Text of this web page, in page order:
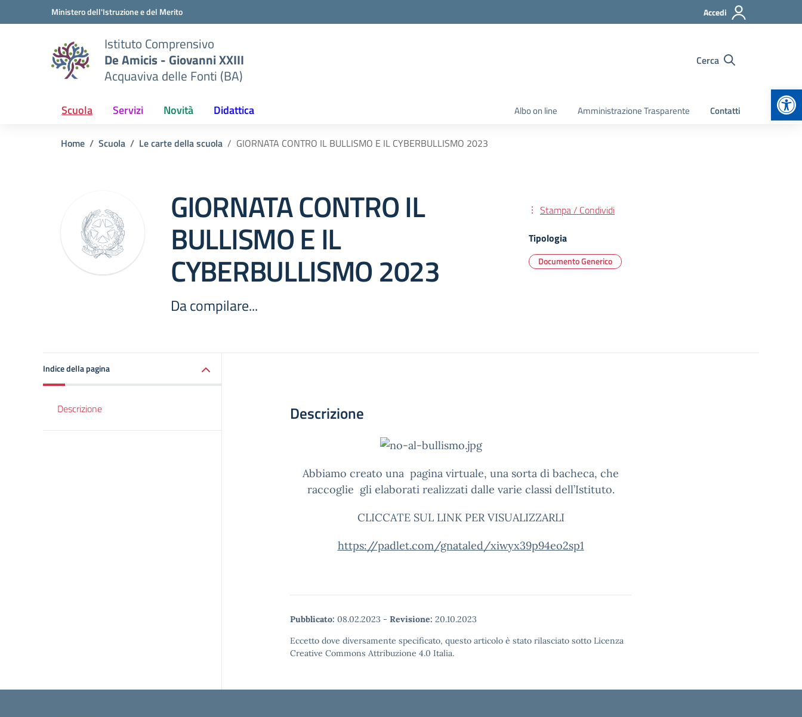
Vai ai contenuti
Vai al menu di navigazioneMinistero dell'Istruzione e del Merito Accedi
Istituto Comprensivo
De Amicis - Giovanni XXIII
Acquaviva delle Fonti (BA)
Cerca
Scuola Servizi Novità Didattica Albo on line Amministrazione Trasparente Contatti
Home Scuola Le carte della scuola GIORNATA CONTRO IL BULLISMO E IL CYBERBULLISMO 2023
GIORNATA CONTRO IL
BULLISMO E IL
CYBERBULLISMO 2023
Da compilare...
Stampa / Condividi
Tipologia
Documento Generico
Indice della pagina
Descrizione Descrizione
Abbiamo creato una pagina virtuale, una sorta di bacheca, che
raccoglie gli elaborati realizzati dalle varie classi dell’Istituto.
CLICCATE SUL LINK PER VISUALIZZARLI
https://padlet.com/gnataled/xiwyx39p94eo2sp1
Pubblicato: 08.02.2023 - Revisione: 20.10.2023
Eccetto dove diversamente specificato, questo articolo è stato rilasciato sotto Licenza
Creative Commons Attribuzione 4.0 Italia.